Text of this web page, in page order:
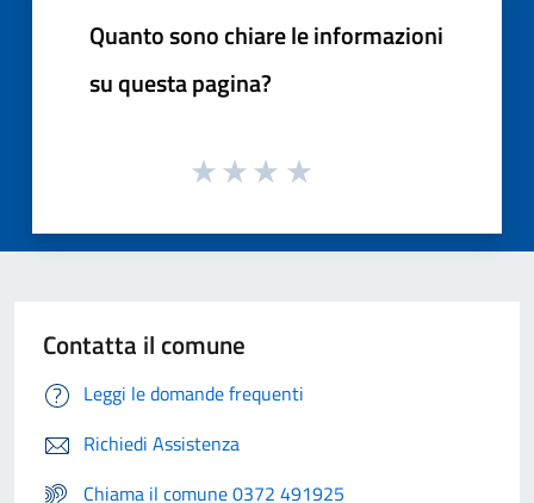
Quanto sono chiare le informazioni
su questa pagina?
Contatta il comune
Leggi le domande frequenti
Richiedi Assistenza
Chiama il comune 0372 491925